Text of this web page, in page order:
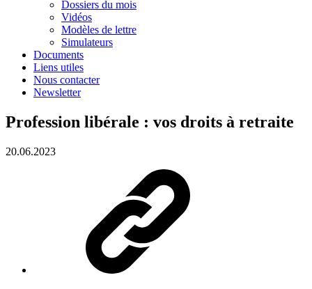
Dossiers du mois
Vidéos
Modèles de lettre
Simulateurs
Documents
Liens utiles
Nous contacter
Newsletter
Profession libérale : vos droits à retraite
20.06.2023